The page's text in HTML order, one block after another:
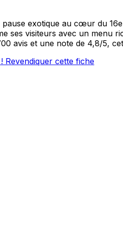
exotique au cœur du
ses visiteurs avec un menu
avis et une note de 4,8/5,
Revendiquer cette fiche